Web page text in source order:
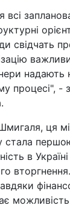
свідчать
процесі", -
ця
стала
в